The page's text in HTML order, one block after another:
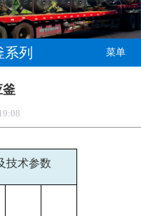
列 菜单
釜
技术参数